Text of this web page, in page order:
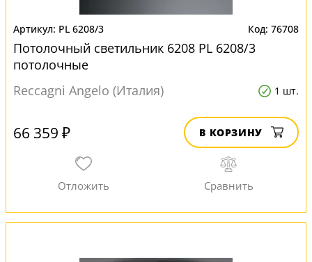
PL 6208/3 76708
Потолочный светильник 6208 PL 6208/3
потолочные
Reccagni Angelo (Италия)
1 шт.
66 359 ₽ В КОРЗИНУ